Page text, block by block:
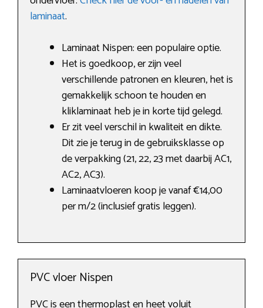
laminaat.
Laminaat Nispen: een populaire optie.
Het is goedkoop, er zijn veel
verschillende patronen en kleuren, het is
gemakkelijk schoon te houden en
kliklaminaat heb je in korte tijd gelegd.
Er zit veel verschil in kwaliteit en dikte.
Dit zie je terug in de gebruiksklasse op
de verpakking (21, 22, 23 met daarbij AC1,
AC2, AC3).
Laminaatvloeren koop je vanaf €14,00
per m/2 (inclusief gratis leggen).
PVC vloer Nispen